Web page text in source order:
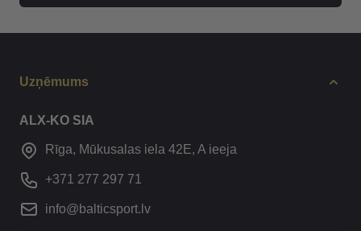
Uzņēmums
ALX-KO SIA
Rīga, Mūkusalas iela 42E, A ieeja
+371 277 297 71
info@balticsport.lv